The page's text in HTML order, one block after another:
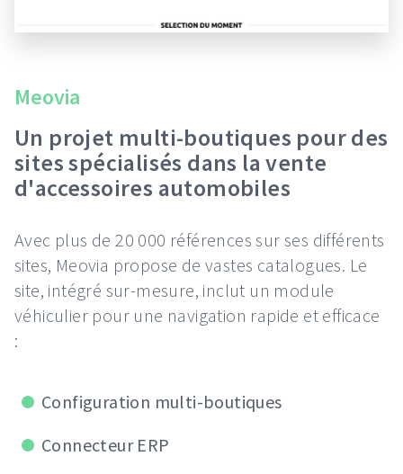
Meovia
Un projet multi-boutiques pour des
sites spécialisés dans la vente
d'accessoires automobiles
Avec plus de 20 000 références sur ses différents
sites, Meovia propose de vastes catalogues. Le
site, intégré sur-mesure, inclut un module
véhiculier pour une navigation rapide et efficace
:
Configuration multi-boutiques
Connecteur ERP